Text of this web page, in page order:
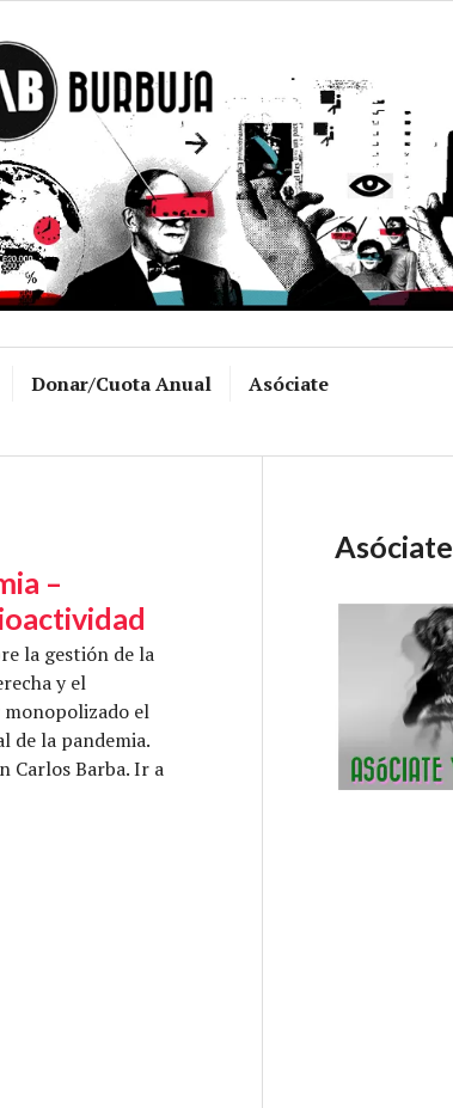
Donar/Cuota Anual
Asóciate
–
la gestión de la
y el
monopolizado el
de la pandemia.
Carlos Barba. Ir a
– Economía Directa/Radioactividad
Asóciate